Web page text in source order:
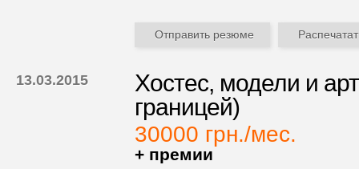
Отправить резюме
13.03.2015
Хостес, модели и
границей)
30000 грн./мес.
+ премии